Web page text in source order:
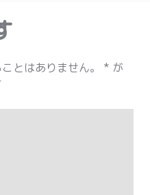
とはありません。 * が